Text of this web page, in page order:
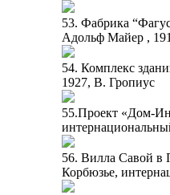
53. Фабрика
Адольф Майер ,
54. Комплекс
1927, В. Гропиус
55.Проект «Дом-
56. Вилла Савой в
Корбюзье,